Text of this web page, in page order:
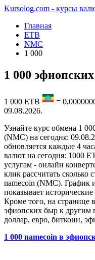
Kursolog.com - курсы
Главная
ETB
NMC
1 000
1 000
1 000 ETB =
09.08.2026.
Узнайте курс обмена 1
(NMC) на сегодня:
обновляется каждые 4
валют на сегодня: 1000
услугам - онлайн
клик рассчитать
namecoin (NMC). График
показывает
Кроме того, на странице
эфиопских быр к другим
доллар, евро, биткоин,
1 000 namecoin в